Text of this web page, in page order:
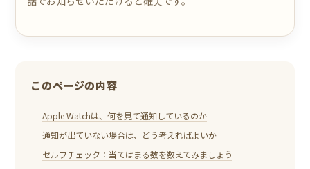
このページの内容
Apple Watchは、何を見て通知しているのか
通知が出ていない場合は、どう考えればよいか
セルフチェック：当てはまる数を数えてみましょう